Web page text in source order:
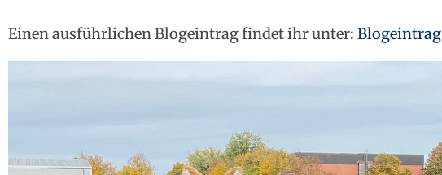
Einen ausführlichen Blogeintrag findet ihr unter:Blogeintrag